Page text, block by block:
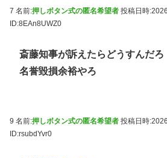
7 名前:押しボタン式の匿名希望者 投稿日時
ID:8EAn8UWZ0
斎藤知事が訴えたらどうすんだろ
名誉毀損余裕やろ
9 名前:押しボタン式の匿名希望者 投稿日時
ID:rsubdYvr0